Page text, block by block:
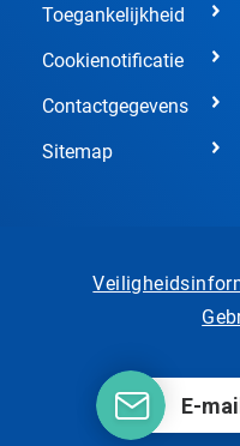
Toegankelijkheid
Cookienotificatie
Contactgegevens
Sitemap
E-